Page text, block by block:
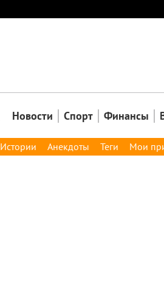
Новости Спорт Финансы
Истории Анекдоты Теги Мои